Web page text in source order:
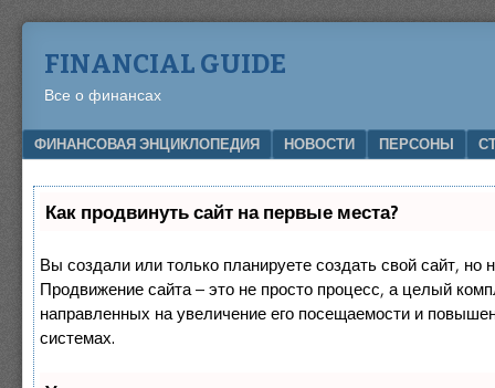
FINANCIAL GUIDE
Все о финансах
Menu
SKIP TO CONTENT
ФИНАНСОВАЯ ЭНЦИКЛОПЕДИЯ НОВОСТИ ПЕРСОНЫ
Как продвинуть сайт на первые места?
Вы создали или только планируете создать свой сайт, но
Продвижение сайта – это не просто процесс, а целый
направленных на увеличение его посещаемости и
системах.